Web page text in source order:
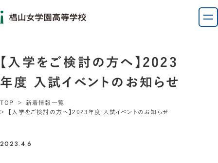
【入学をご検討の方へ】2023
年度 入試イベントのお知らせ
TOP
新着情報一覧
【入学をご検討の方へ】2023年度 入試イベントのお知らせ
2023.4.6